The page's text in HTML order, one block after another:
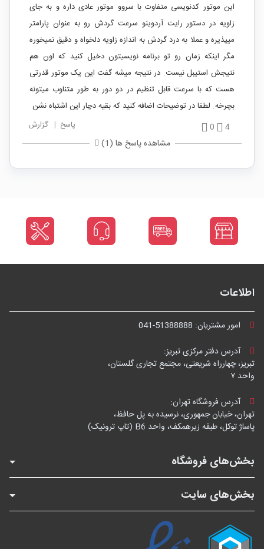
این موتور کدنویسی متفاوت با سروو موتور عادی داره و به جای
زاویه در دستور رایت آردوینو سرعت گردش رو به عنوان پارامتر
میپذیره و عملا به درد گردش به اندازه زاویه دلخواه و دقیق نمیخوره
مگر اینکه زمان رو تو برنامه نویسیتون دخیل کنید که اون هم
نتیجش استیبل نیست. در نتیجه میشه گفت این یک موتور قدرتی
هست که با سرعت قابل تنظیم در دو دور به طور متناوب میتونه
بچرخه. لطفا در توضیحات اضافه کنید که بقیه دچار این اشتباه نشن
4
0 پاسخ | گزارش
مشاهده پاسخ ها (1)
اطلاعات
امور مشتریان: 041-51388888
آدرس دفتر مرکزی تبریز:
تبریز، چهارراه شریعتی، مجتمع تجاری گلستان،
واحد ۷
آدرس فروشگاه تهران:
تهران، خیابان جمهوری، نرسیده به پل حافظ،
پاساژ توکل، طبقه زیرهمکف، واحد B6 (تاپ ترونیک)
بخش‌های فروشگاه
بخش‌های سایت